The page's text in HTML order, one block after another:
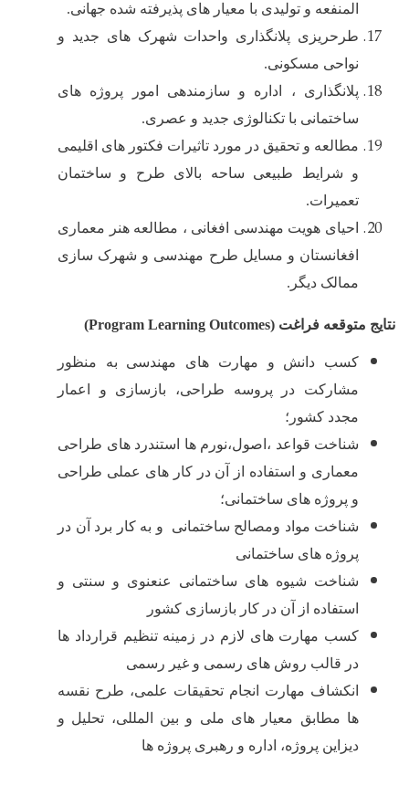
المنفعه و تولیدی با معیار های پذیرفته شده جهانی.
طرحریزی پلانگذاری واحدات شهرک های جدید و
نواحی مسکونی.
پلانگذاری ، اداره و سازمندهی امور پروژه های
ساختمانی با تکنالوژی جدید و عصری.
مطالعه و تحقیق در مورد تاثیرات فکتور های اقلیمی
و شرایط طبیعی ساحه بالای طرح و ساختمان
تعمیرات.
احیای هویت مهندسی افغانی ، مطالعه هنر معماری
افغانستان و مسایل طرح مهندسی و شهرک سازی
ممالک دیگر.
نتایج متوقعه فراغت (Program Learning Outcomes
)
کسب دانش و مهارت های مهندسی به منظور
مشارکت در پروسه طراحی، بازسازی و اعمار
مجدد کشور؛
شناخت قواعد ،اصول،نورم ها استندرد های طراحی
معماری و استفاده از آن در کار های عملی طراحی
و پروژه های ساختمانی؛
شناخت مواد ومصالح ساختمانی و به کار برد آن در
پروژه های ساختمانی
شناخت شیوه های ساختمانی عنعنوی و سنتی و
استفاده از آن در کار بازسازی کشور
کسب مهارت های لازم در زمینه تنظیم قرارداد ها
در قالب روش های رسمی و غیر رسمی
انکشاف مهارت انجام تحقیقات علمی، طرح نقسه
ها مطابق معیار های ملی و بین المللی، تحلیل و
دیزاین پروژه، اداره و رهبری پروژه ها